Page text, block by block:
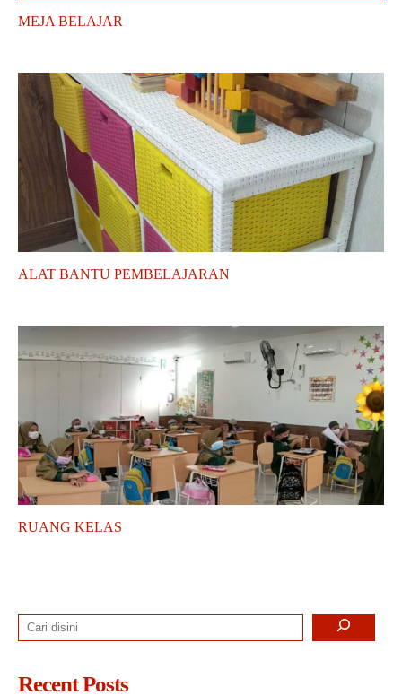
MEJA BELAJAR
ALAT BANTU PEMBELAJARAN
RUANG KELAS
Search
Recent Posts